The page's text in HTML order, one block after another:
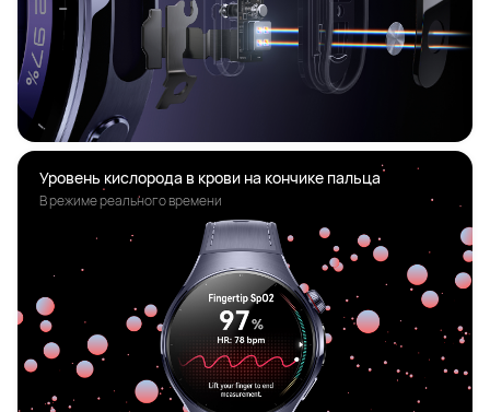
Уровень кислорода в крови на кончике пальца
В режиме реального времени